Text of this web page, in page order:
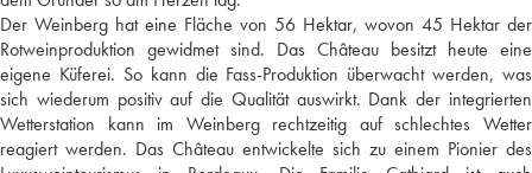
Der Weinberg hat eine Fläche von 56 Hektar, wovon 45 Hektar der
Rotweinproduktion gewidmet sind. Das Château besitzt heute eine
eigene Küferei. So kann die Fass-Produktion überwacht werden, was
sich wiederum positiv auf die Qualität auswirkt. Dank der integrierten
Wetterstation kann im Weinberg rechtzeitig auf schlechtes Wetter
reagiert werden. Das Château entwickelte sich zu einem Pionier des